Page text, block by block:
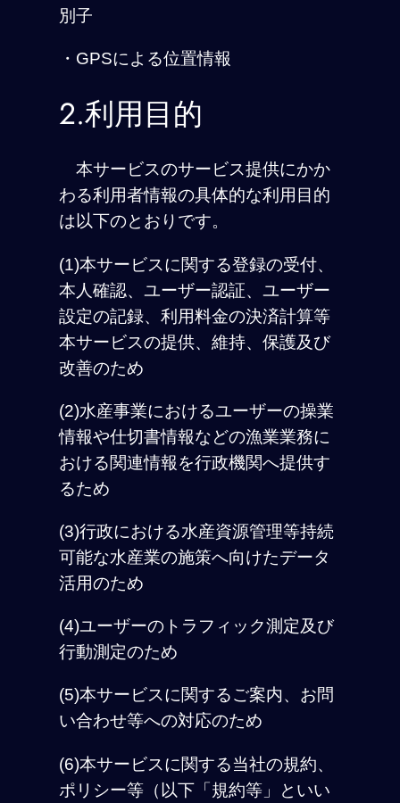
別子
・GPSによる位置情報
2.利用目的
本サービスのサービス提供にかか
わる利用者情報の具体的な利用目的
は以下のとおりです。
(1)本サービスに関する登録の受付、
本人確認、ユーザー認証、ユーザー
設定の記録、利用料金の決済計算等
本サービスの提供、維持、保護及び
改善のため
(2)水産事業におけるユーザーの操業
情報や仕切書情報などの漁業業務に
おける関連情報を行政機関へ提供す
るため
(3)行政における水産資源管理等持続
可能な水産業の施策へ向けたデータ
活用のため
(4)ユーザーのトラフィック測定及び
行動測定のため
(5)本サービスに関するご案内、お問
い合わせ等への対応のため
(6)本サービスに関する当社の規約、
ポリシー等（以下「規約等」といい